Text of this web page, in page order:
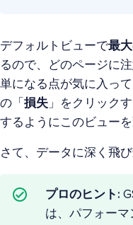
デフォルトビューで最
るので、どのページに
単になる点が気に入っ
の「 損失 」をクリック
するようにこのビュー
さて、データに深く飛び
プロのヒント:
は、パフォー